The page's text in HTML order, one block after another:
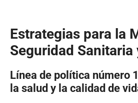
Estrategias para la
Seguridad
Línea de política número
la salud y la calidad de